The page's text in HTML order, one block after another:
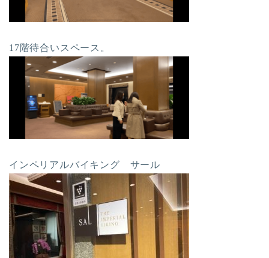
17階待合いスペース。
インペリアルバイキング サール